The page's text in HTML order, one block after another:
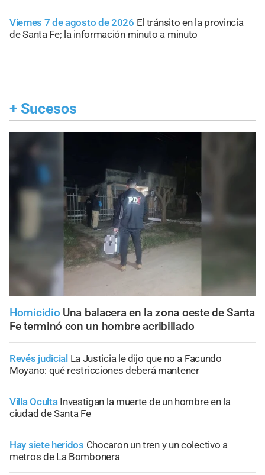
Viernes 7 de agosto de 2026 El tránsito en la provincia
de Santa Fe; la información minuto a minuto
+ Sucesos
Homicidio Una balacera en la zona oeste de Santa
Fe terminó con un hombre acribillado
Revés judicial La Justicia le dijo que no a Facundo
Moyano: qué restricciones deberá mantener
Villa Oculta Investigan la muerte de un hombre en la
ciudad de Santa Fe
Hay siete heridos Chocaron un tren y un colectivo a
metros de La Bombonera